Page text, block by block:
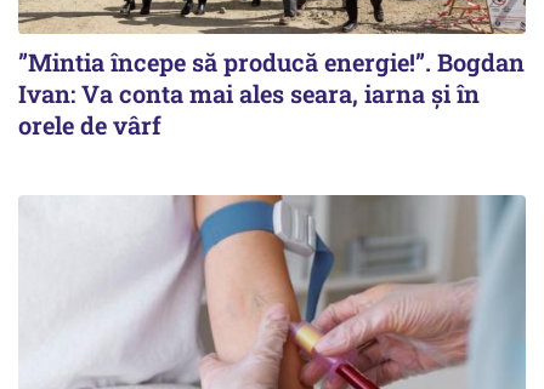
”Mintia începe să producă energie!”. Bogdan
Ivan: Va conta mai ales seara, iarna și în
orele de vârf